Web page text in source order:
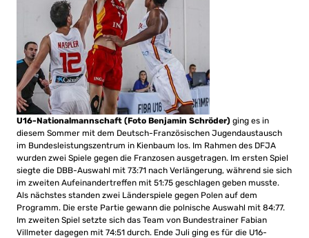
U16-Nationalmannschaft (Foto Benjamin Schröder) ging es in
diesem Sommer mit dem Deutsch-Französischen Jugendaustausch
im Bundesleistungszentrum in Kienbaum los. Im Rahmen des DFJA
wurden zwei Spiele gegen die Franzosen ausgetragen. Im ersten Spiel
siegte die DBB-Auswahl mit 73:71 nach Verlängerung, während sie sich
im zweiten Aufeinandertreffen mit 51:75 geschlagen geben musste.
Als nächstes standen zwei Länderspiele gegen Polen auf dem
Programm. Die erste Partie gewann die polnische Auswahl mit 84:77.
Im zweiten Spiel setzte sich das Team von Bundestrainer Fabian
Villmeter dagegen mit 74:51 durch. Ende Juli ging es für die U16-